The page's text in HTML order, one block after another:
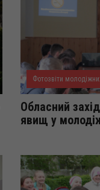
Фотозвіти
Обласний
явищ у